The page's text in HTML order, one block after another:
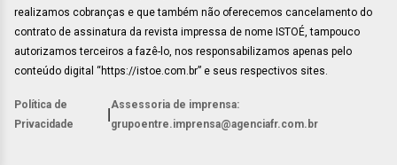
realizamos cobranças e que também não oferecemos cancelamento do
contrato de assinatura da revista impressa de nome ISTOÉ, tampouco
autorizamos terceiros a fazê-lo, nos responsabilizamos apenas pelo
conteúdo digital “https://istoe.com.br” e seus respectivos sites.
Política de
Privacidade
Assessoria de imprensa:
grupoentre.imprensa@agenciafr.com.br